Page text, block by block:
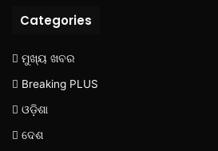
Categories
ମୁଖ୍ୟ ଖବର
Breaking PLUS
ଓଡ଼ିଶା
ଦେଶ